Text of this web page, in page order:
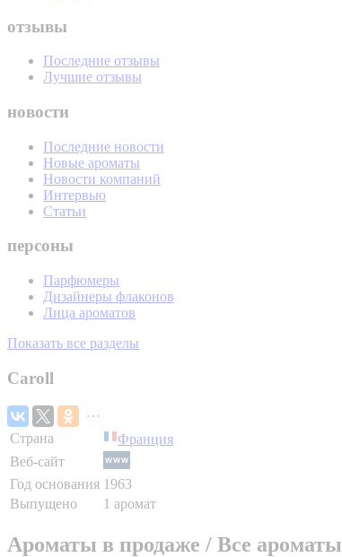
отзывы
Последние отзывы
Лучшие отзывы
новости
Последние новости
Новые ароматы
Новости компаний
Интервью
Статьи
персоны
Парфюмеры
Дизайнеры флаконов
Лица ароматов
Показать все разделы
Caroll
Страна
Франция
Веб-сайт
Год основания 1963
Выпущено
1 аромат
Ароматы в продаже / Все ароматы